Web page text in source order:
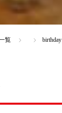
覧
birthday